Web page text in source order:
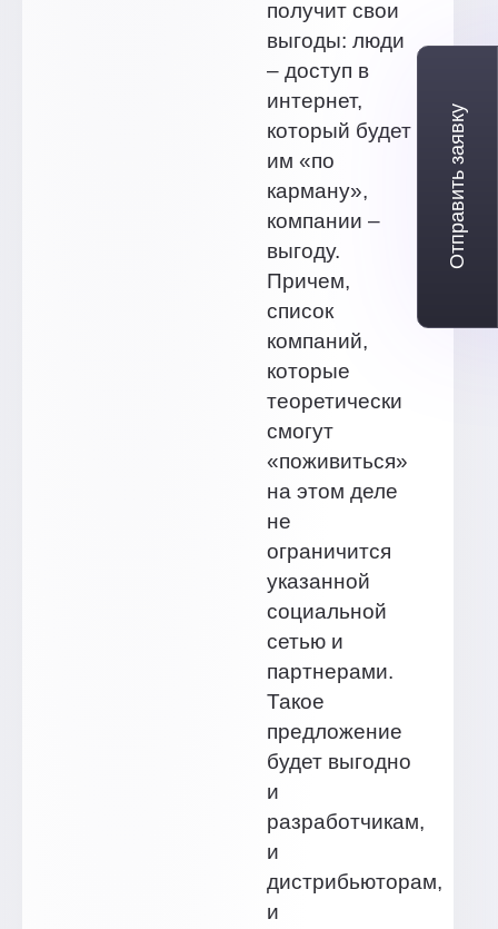
получит свои
выгоды: люди
– доступ в
интернет,
который будет
им «по
карману»,
компании –
выгоду.
Причем,
список
компаний,
которые
теоретически
смогут
«поживиться»
на этом деле
не
ограничится
указанной
социальной
сетью и
партнерами.
Такое
предложение
будет выгодно
и
разработчикам,
и
дистрибьюторам,
и
Отправить заявку